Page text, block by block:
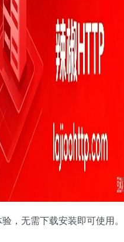
，无需下载安装即可使用。